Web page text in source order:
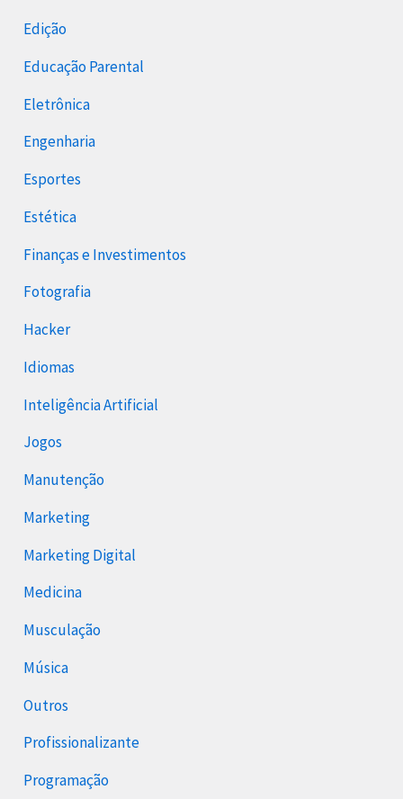
Edição
Educação Parental
Eletrônica
Engenharia
Esportes
Estética
Finanças e Investimentos
Fotografia
Hacker
Idiomas
Inteligência Artificial
Jogos
Manutenção
Marketing
Marketing Digital
Medicina
Musculação
Música
Outros
Profissionalizante
Programação